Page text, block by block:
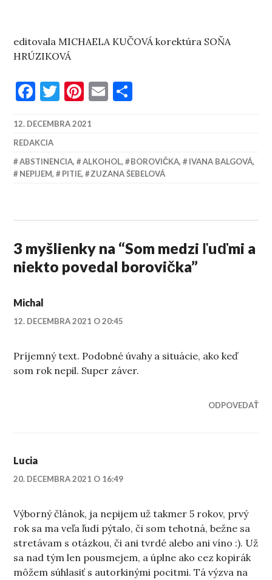
editovala MICHAELA KUČOVÁ korektúra SOŇA
HRÚZIKOVÁ
Facebook
Twitter
Pinterest
Email
12. DECEMBRA 2021
REDAKCIA
ABSTINENCIA, ALKOHOL, BOROVIČKA, IVANA BALGOVÁ,
NEPIJEM, PITIE, ZUZANA ŠEBELOVÁ
3 myšlienky na “Som medzi ľuďmi a
niekto povedal borovička”
Michal
12. DECEMBRA 2021 O 20:45
Príjemný text. Podobné úvahy a situácie, ako keď
som rok nepil. Super záver.
ODPOVEDAŤ
Lucia
20. DECEMBRA 2021 O 16:49
Výborný článok, ja nepijem už takmer 5 rokov, prvý
rok sa ma veľa ľudí pýtalo, či som tehotná, bežne sa
stretávam s otázkou, či ani tvrdé alebo ani víno :). Už
sa nad tým len pousmejem, a úplne ako cez kopirák
môžem súhlasiť s autorkinými pocitmi. Tá výzva na